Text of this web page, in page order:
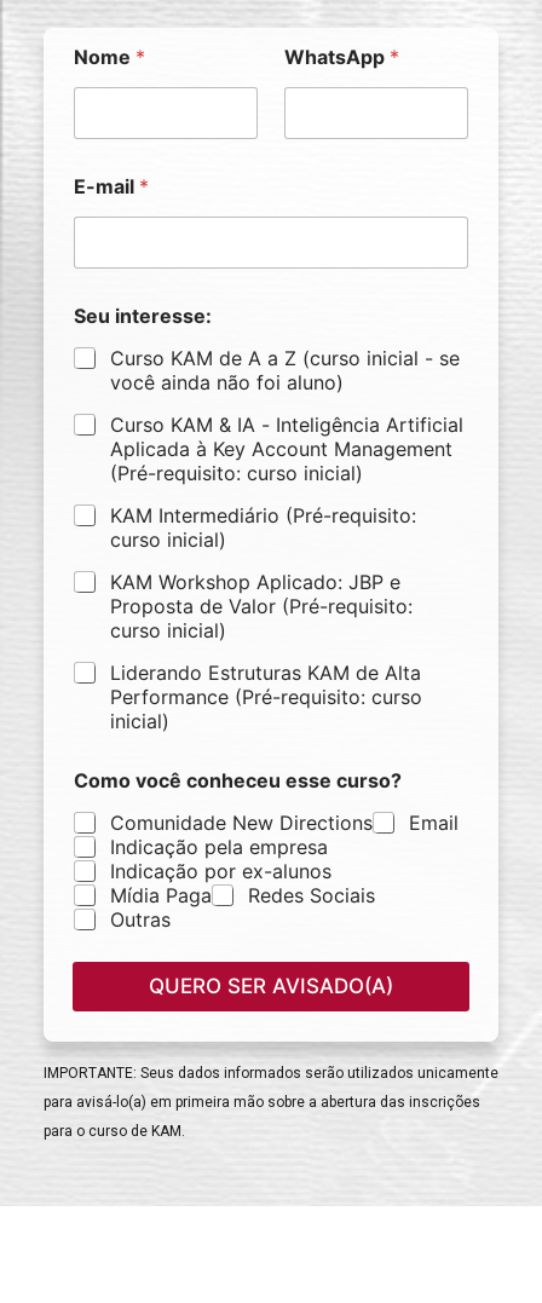
Nome * WhatsApp *
E-mail *
Seu interesse:
Curso KAM de A a Z (curso inicial - se
você ainda não foi aluno)
Curso KAM & IA - Inteligência Artificial
Aplicada à Key Account Management
(Pré-requisito: curso inicial)
KAM Intermediário (Pré-requisito:
curso inicial)
KAM Workshop Aplicado: JBP e
Proposta de Valor (Pré-requisito:
curso inicial)
Liderando Estruturas KAM de Alta
Performance (Pré-requisito: curso
inicial)
Como você conheceu esse curso?
Comunidade New Directions
Email
Indicação pela empresa
Indicação por ex-alunos
Mídia Paga
Redes Sociais
Outras
QUERO SER AVISADO(A)
IMPORTANTE: Seus dados informados serão utilizados unicamente
para avisá-lo(a) em primeira mão sobre a abertura das inscrições
para o curso de KAM.